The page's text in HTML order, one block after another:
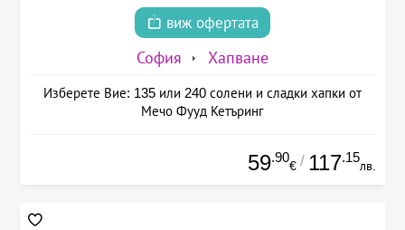
виж офертата
София Хапване
Изберете Вие: 135 или 240 солени и сладки хапки от
Мечо Фууд Кетъринг
59.90
€ / 117.15
лв.